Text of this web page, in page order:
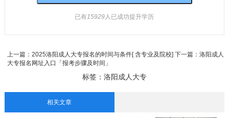
已有15929人已成功提升学历
上一篇： 2025洛阳成人大专报名的时间与条件[ 含专业及院校] 下一篇： 洛阳成人
大专报名网址入口「报考步骤及时间」
标签： 洛阳成人大专
相关文章